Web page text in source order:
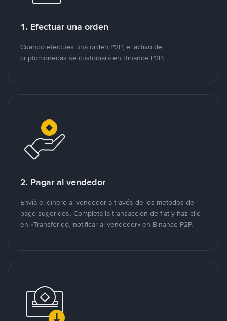
1. Efectuar una orden
Cuando efectúes una orden P2P, el activo de
criptomonedas se custodiará en Binance P2P.
2. Pagar al vendedor
Envía el dinero al vendedor a través de los métodos de
pago sugeridos. Completa la transacción de fiat y haz clic
en «Transferido, notificar al vendedor» en Binance P2P.